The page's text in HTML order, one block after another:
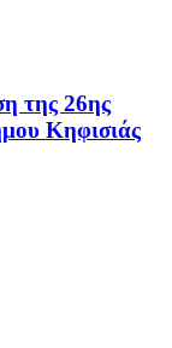
της 26ης
Κηφισιάς